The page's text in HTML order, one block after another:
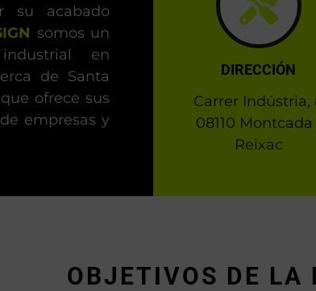
su acabado
somos un
en
de Santa
ofrece sus
empresas y
DIRECCIÓN
Carrer Indústria,
08110 Montcada
Reixac
OBJETIVOS DE LA